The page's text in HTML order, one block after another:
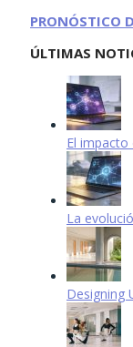
PRONÓSTICO
ÚLTIMAS
El
La
Designing